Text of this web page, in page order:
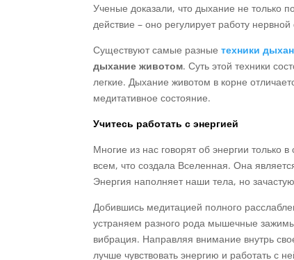
Ученые доказали, что дыхание не только
действие – оно регулирует работу
Существуют самые разныетехники
дыхание животом. Суть этой техники
легкие. Дыхание животом в корне
медитативное состояние.
Учитесь работать с энергией
Многие из нас говорят об энергии только
всем, что создала Вселенная. Она
Энергия наполняет наши тела, но
Добившись медитацией полного
устраняем разного рода мышечные
вибрация. Направляя внимание внутрь
лучше чувствовать энергию и работать с